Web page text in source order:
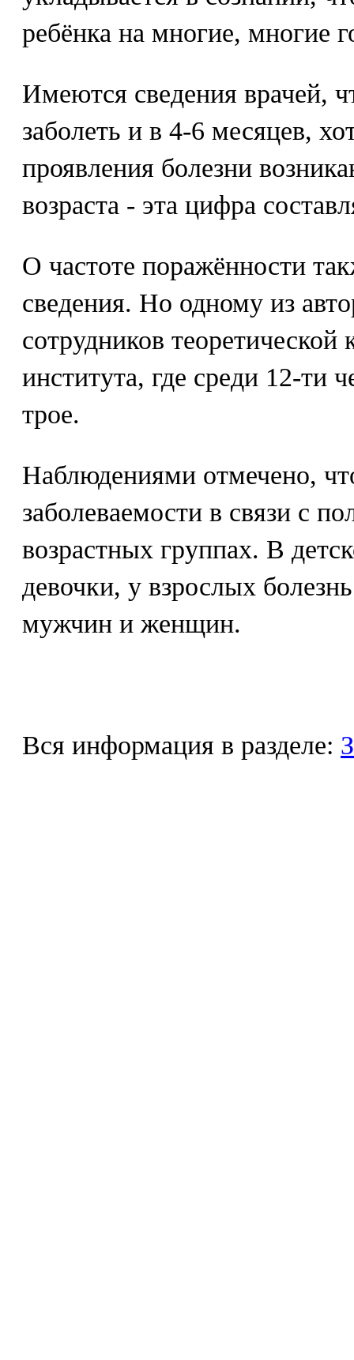
ребёнка на многие, многие
Имеются сведения врачей,
заболеть и в 4-6 месяцев,
проявления болезни
возраста - эта цифра
О частоте поражённости
сведения. Но одному из
сотрудников
института, где среди 12-ти
трое.
Наблюдениями отмечено,
заболеваемости в связи с
возрастных группах. В
девочки, у взрослых
мужчин и женщин.
Вся информация в разделе: